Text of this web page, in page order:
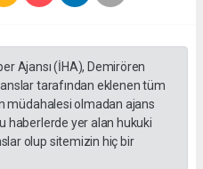
Ajansı (İHA), Demirören
tarafından eklenen tüm
müdahalesi olmadan ajans
haberlerde yer alan hukuki
olup sitemizin hiç bir